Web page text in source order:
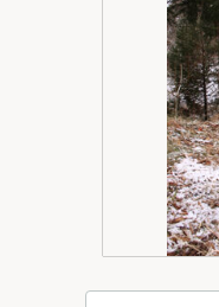
Foreign Laguage